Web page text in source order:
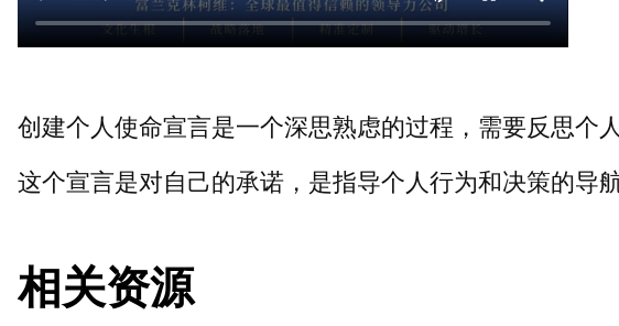
创建个人使命宣言是一个深思熟虑的过程，需要反思个
这个宣言是对自己的承诺，是指导个人行为和决策的导航
相关资源